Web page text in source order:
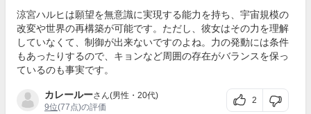
涼宮ハルヒは願望を無意識に実現する能力を持ち、宇宙規模の
改変や世界の再構築が可能です。ただし、彼女はその力を理解
していなくて、制御が出来ないですのよね。力の発動には条件
もあったりするので、キョンなど周囲の存在がバランスを保っ
ているのも事実です。
カレールーさん(男性・20代)
9位(77点)の評価
2